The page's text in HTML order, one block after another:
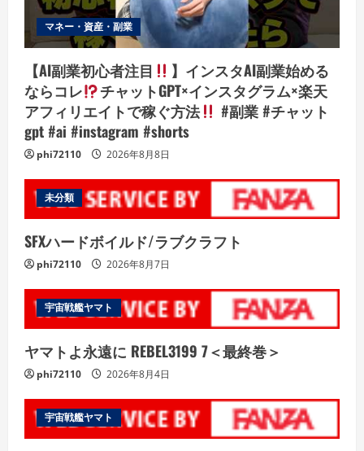
マネー・資産・副業
【AI副業初心者注目
】インスタAI副業始める
ならコレ
チャットGPT×インスタグラム×楽天
アフィリエイトで稼ぐ方法
#副業 #チャット
gpt #ai #instagram #shorts
phi72110 2026年8月8日
未分類
SFXハードボイルド/ラブクラフト
phi72110 2026年8月7日
宇宙戦艦ヤマト
ヤマトよ永遠に REBEL3199 7＜最終巻＞
phi72110 2026年8月4日
宇宙戦艦ヤマト